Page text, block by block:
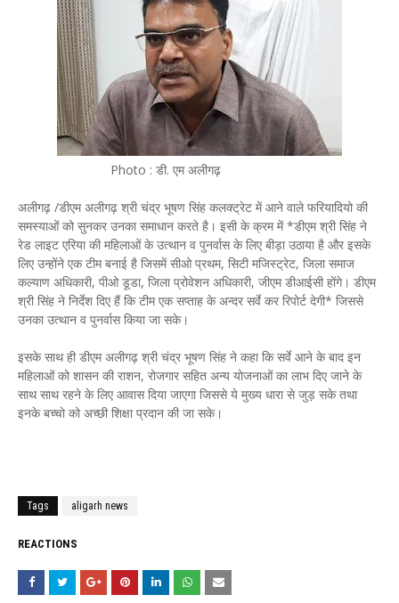
Photo : डी. एम अलीगढ़
अलीगढ़ /डीएम अलीगढ़ श्री चंद्र भूषण सिंह कलक्ट्रेट में आने वाले फरियादियो की
समस्याओं को सुनकर उनका समाधान करते है। इसी के क्रम में *डीएम श्री सिंह ने
रेड लाइट एरिया की महिलाओं के उत्थान व पुनर्वास के लिए बीड़ा उठाया है और इसके
लिए उन्होंने एक टीम बनाई है जिसमें सीओ प्रथम, सिटी मजिस्ट्रेट, जिला समाज
कल्याण अधिकारी, पीओ डूडा, जिला प्रोवेशन अधिकारी, जीएम डीआईसी होंगे। डीएम
श्री सिंह ने निर्देश दिए हैं कि टीम एक सप्ताह के अन्दर सर्वे कर रिपोर्ट देगी* जिससे
उनका उत्थान व पुनर्वास किया जा सके।
इसके साथ ही डीएम अलीगढ़ श्री चंद्र भूषण सिंह ने कहा कि सर्वे आने के बाद इन
महिलाओं को शासन की राशन, रोजगार सहित अन्य योजनाओं का लाभ दिए जाने के
साथ साथ रहने के लिए आवास दिया जाएगा जिससे ये मुख्य धारा से जुड़ सके तथा
इनके बच्चो को अच्छी शिक्षा प्रदान की जा सके।
Tags aligarh news
REACTIONS